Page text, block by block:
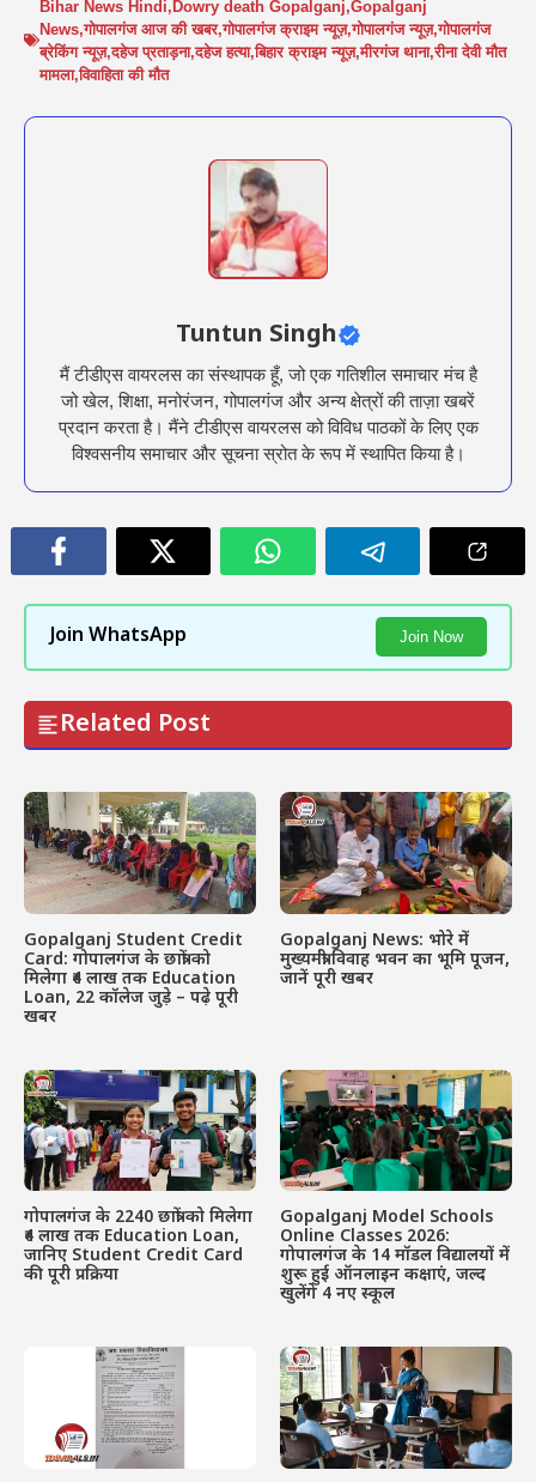
Bihar News Hindi, Dowry death Gopalganj,Gopalganj
News,गोपालगंज आज की खबर,गोपालगंज क्राइम न्यूज़,गोपालगंज न्यूज़,गोपालगंज
ब्रेकिंग न्यूज़,दहेज प्रताड़ना,दहेज हत्या,बिहार क्राइम न्यूज़,मीरगंज थाना,रीना देवी मौत
मामला,विवाहिता की मौत
Tuntun Singh
मैं टीडीएस वायरलस का संस्थापक हूँ, जो एक गतिशील समाचार मंच है
जो खेल, शिक्षा, मनोरंजन, गोपालगंज और अन्य क्षेत्रों की ताज़ा खबरें
प्रदान करता है। मैंने टीडीएस वायरलस को विविध पाठकों के लिए एक
विश्वसनीय समाचार और सूचना स्रोत के रूप में स्थापित किया है।
Join WhatsApp Join Now
Related Post
Gopalganj Student Credit
Card: गोपालगंज के छात्रों को
मिलेगा ₹4 लाख तक Education
Loan, 22 कॉलेज जुड़े – पढ़े पूरी
खबर
Gopalganj News: भोरे में
मुख्यमंत्री विवाह भवन का भूमि पूजन,
जानें पूरी खबर
गोपालगंज के 2240 छात्रों को मिलेगा
₹4 लाख तक Education Loan,
जानिए Student Credit Card
की पूरी प्रक्रिया
Gopalganj Model Schools
Online Classes 2026:
गोपालगंज के 14 मॉडल विद्यालयों में
शुरू हुई ऑनलाइन कक्षाएं, जल्द
खुलेंगे 4 नए स्कूल